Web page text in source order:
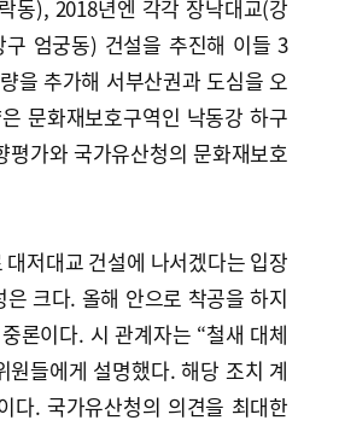
동), 2018년엔 각각 장낙대교(강
엄궁동) 건설을 추진해 이들 3
을 추가해 서부산권과 도심을 오
문화재보호구역인 낙동강 하구
가와 국가유산청의 문화재보호
저대교 건설에 나서겠다는 입장
크다. 올해 안으로 착공을 하지
론이다. 시 관계자는 “철새 대체
들에게 설명했다. 해당 조치 계
다. 국가유산청의 의견을 최대한